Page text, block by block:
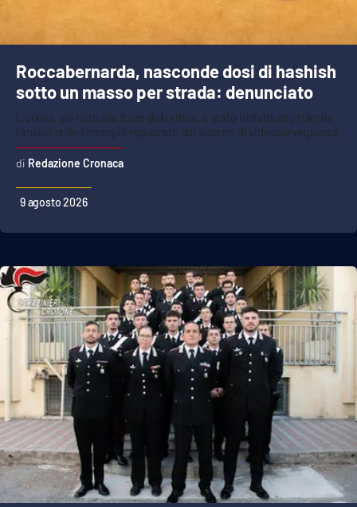
Roccabernarda, nasconde dosi di hashish
sotto un masso per strada: denunciato
L’uomo, già noto alle forze dell’ordine, è stato individuato tramite
l’analisi delle immagini registrate dai sistemi di videosorveglianza
Redazione Cronaca
9 agosto 2026